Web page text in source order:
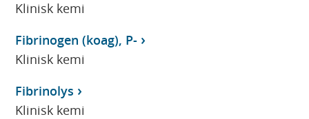
Klinisk kemi
Fibrinogen (koag), P-
Klinisk kemi
Fibrinolys
Klinisk kemi